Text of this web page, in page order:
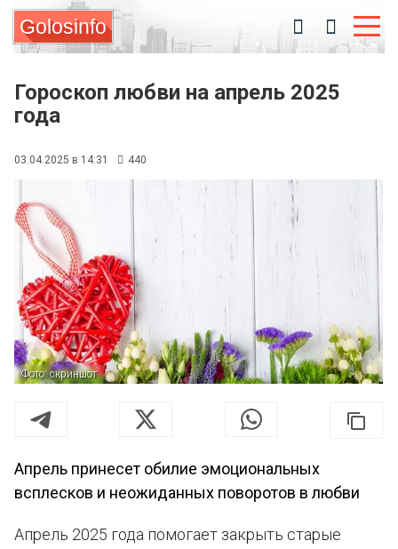
Golosinfo
Гороскоп любви на апрель 2025
года
03.04.2025 в 14:31 440
Фото: скриншот
Апрель принесет обилие эмоциональных
всплесков и неожиданных поворотов в любви
Апрель 2025 года помогает закрыть старые